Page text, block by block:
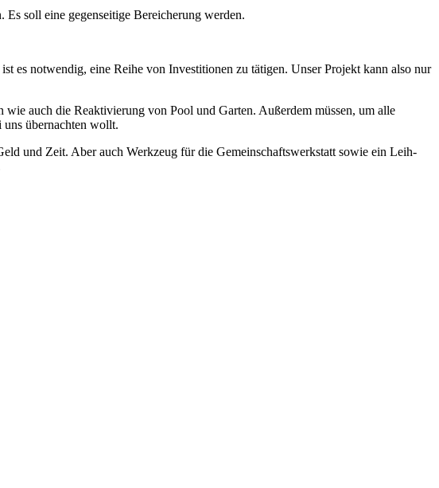
soll eine gegenseitige Bereicherung werden.
es notwendig, eine Reihe von Investitionen zu tätigen. Unser Projekt kann also nur
auch die Reaktivierung von Pool und Garten. Außerdem müssen, um alle
uns übernachten wollt.
und Zeit. Aber auch Werkzeug für die Gemeinschaftswerkstatt sowie ein Leih-